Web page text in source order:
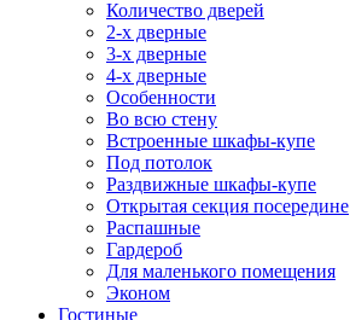
Количество дверей
2-х дверные
3-х дверные
4-х дверные
Особенности
Во всю стену
Встроенные шкафы-купе
Под потолок
Раздвижные шкафы-купе
Открытая секция посередине
Распашные
Гардероб
Для маленького помещения
Эконом
Гостиные